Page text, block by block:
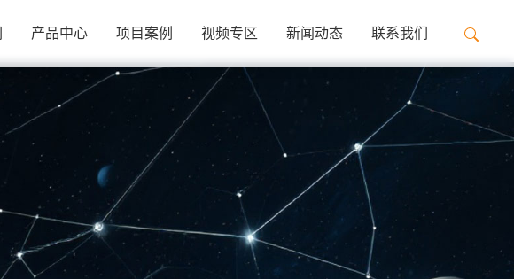
产品中心 项目案例 视频专区 新闻动态 联系我们